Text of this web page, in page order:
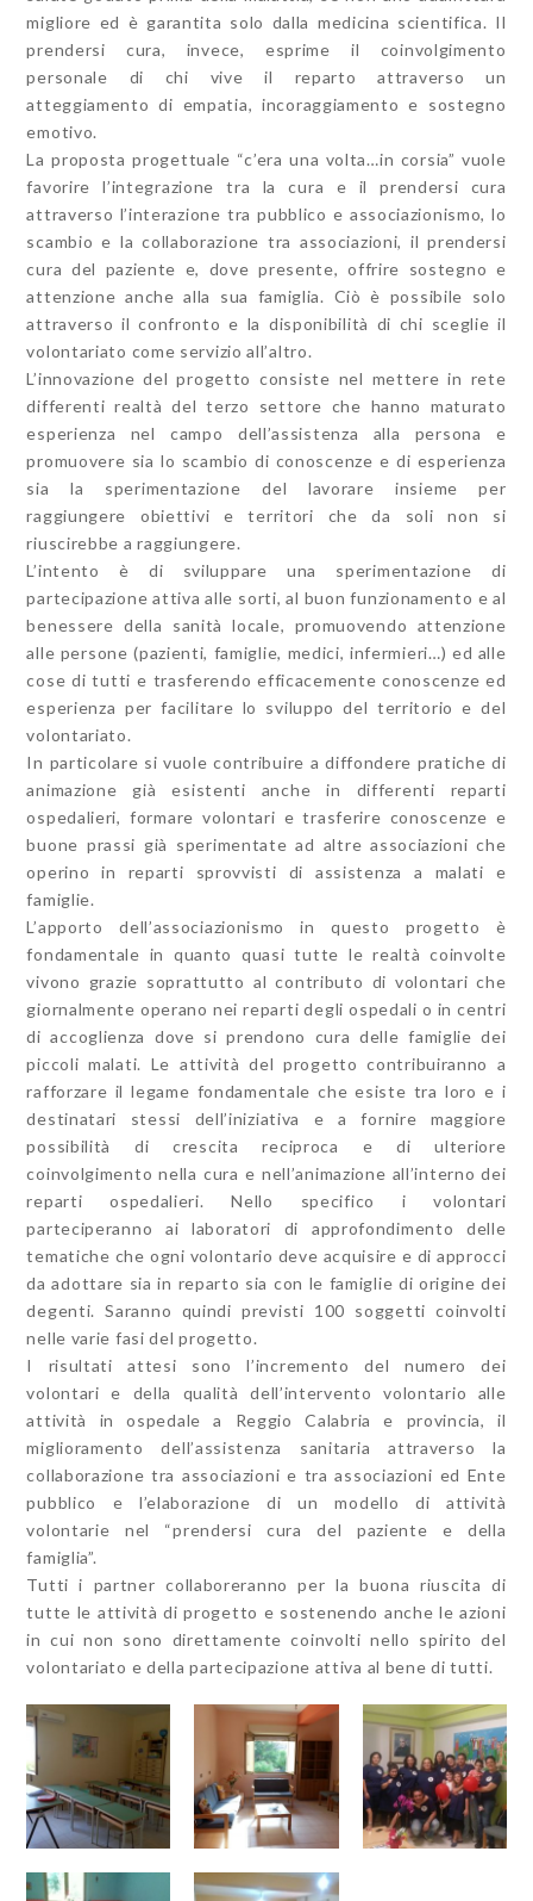
migliore ed è garantita solo dalla medicina scientifica. Il
prendersi cura, invece, esprime il coinvolgimento
personale di chi vive il reparto attraverso un
atteggiamento di empatia, incoraggiamento e sostegno
emotivo.
La proposta progettuale “c’era una volta…in corsia” vuole
favorire l’integrazione tra la cura e il prendersi cura
attraverso l’interazione tra pubblico e associazionismo, lo
scambio e la collaborazione tra associazioni, il prendersi
cura del paziente e, dove presente, offrire sostegno e
attenzione anche alla sua famiglia. Ciò è possibile solo
attraverso il confronto e la disponibilità di chi sceglie il
volontariato come servizio all’altro.
L’innovazione del progetto consiste nel mettere in rete
differenti realtà del terzo settore che hanno maturato
esperienza nel campo dell’assistenza alla persona e
promuovere sia lo scambio di conoscenze e di esperienza
sia la sperimentazione del lavorare insieme per
raggiungere obiettivi e territori che da soli non si
riuscirebbe a raggiungere.
L’intento è di sviluppare una sperimentazione di
partecipazione attiva alle sorti, al buon funzionamento e al
benessere della sanità locale, promuovendo attenzione
alle persone (pazienti, famiglie, medici, infermieri…) ed alle
cose di tutti e trasferendo efficacemente conoscenze ed
esperienza per facilitare lo sviluppo del territorio e del
volontariato.
In particolare si vuole contribuire a diffondere pratiche di
animazione già esistenti anche in differenti reparti
ospedalieri, formare volontari e trasferire conoscenze e
buone prassi già sperimentate ad altre associazioni che
operino in reparti sprovvisti di assistenza a malati e
famiglie.
L’apporto dell’associazionismo in questo progetto è
fondamentale in quanto quasi tutte le realtà coinvolte
vivono grazie soprattutto al contributo di volontari che
giornalmente operano nei reparti degli ospedali o in centri
di accoglienza dove si prendono cura delle famiglie dei
piccoli malati. Le attività del progetto contribuiranno a
rafforzare il legame fondamentale che esiste tra loro e i
destinatari stessi dell’iniziativa e a fornire maggiore
possibilità di crescita reciproca e di ulteriore
coinvolgimento nella cura e nell’animazione all’interno dei
reparti ospedalieri. Nello specifico i volontari
parteciperanno ai laboratori di approfondimento delle
tematiche che ogni volontario deve acquisire e di approcci
da adottare sia in reparto sia con le famiglie di origine dei
degenti. Saranno quindi previsti 100 soggetti coinvolti
nelle varie fasi del progetto.
I risultati attesi sono l’incremento del numero dei
volontari e della qualità dell’intervento volontario alle
attività in ospedale a Reggio Calabria e provincia, il
miglioramento dell’assistenza sanitaria attraverso la
collaborazione tra associazioni e tra associazioni ed Ente
pubblico e l’elaborazione di un modello di attività
volontarie nel “prendersi cura del paziente e della
famiglia”.
Tutti i partner collaboreranno per la buona riuscita di
tutte le attività di progetto e sostenendo anche le azioni
in cui non sono direttamente coinvolti nello spirito del
volontariato e della partecipazione attiva al bene di tutti.